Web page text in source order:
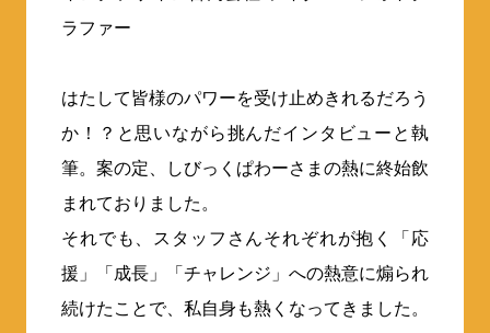
ラファー
はたして皆様のパワーを受け止めきれるだろう
か！？と思いながら挑んだインタビューと執
筆。案の定、しびっくぱわーさまの熱に終始飲
まれておりました。
それでも、スタッフさんそれぞれが抱く「応
援」「成長」「チャレンジ」への熱意に煽られ
続けたことで、私自身も熱くなってきました。